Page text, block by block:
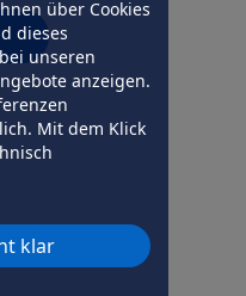
über Cookies
dieses
unseren
anzeigen.
Mit dem Klick
klar